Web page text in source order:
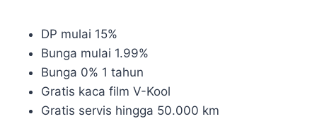
DP mulai 15%
Bunga mulai 1.99%
Bunga 0% 1 tahun
Gratis kaca film V-Kool
Gratis servis hingga 50.000 km